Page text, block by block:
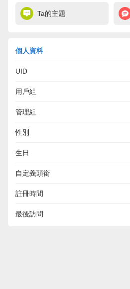
Ta的主題
個人資料
UID
用戶組
管理組
性別
生日
自定義頭銜
註冊時間
最後訪問